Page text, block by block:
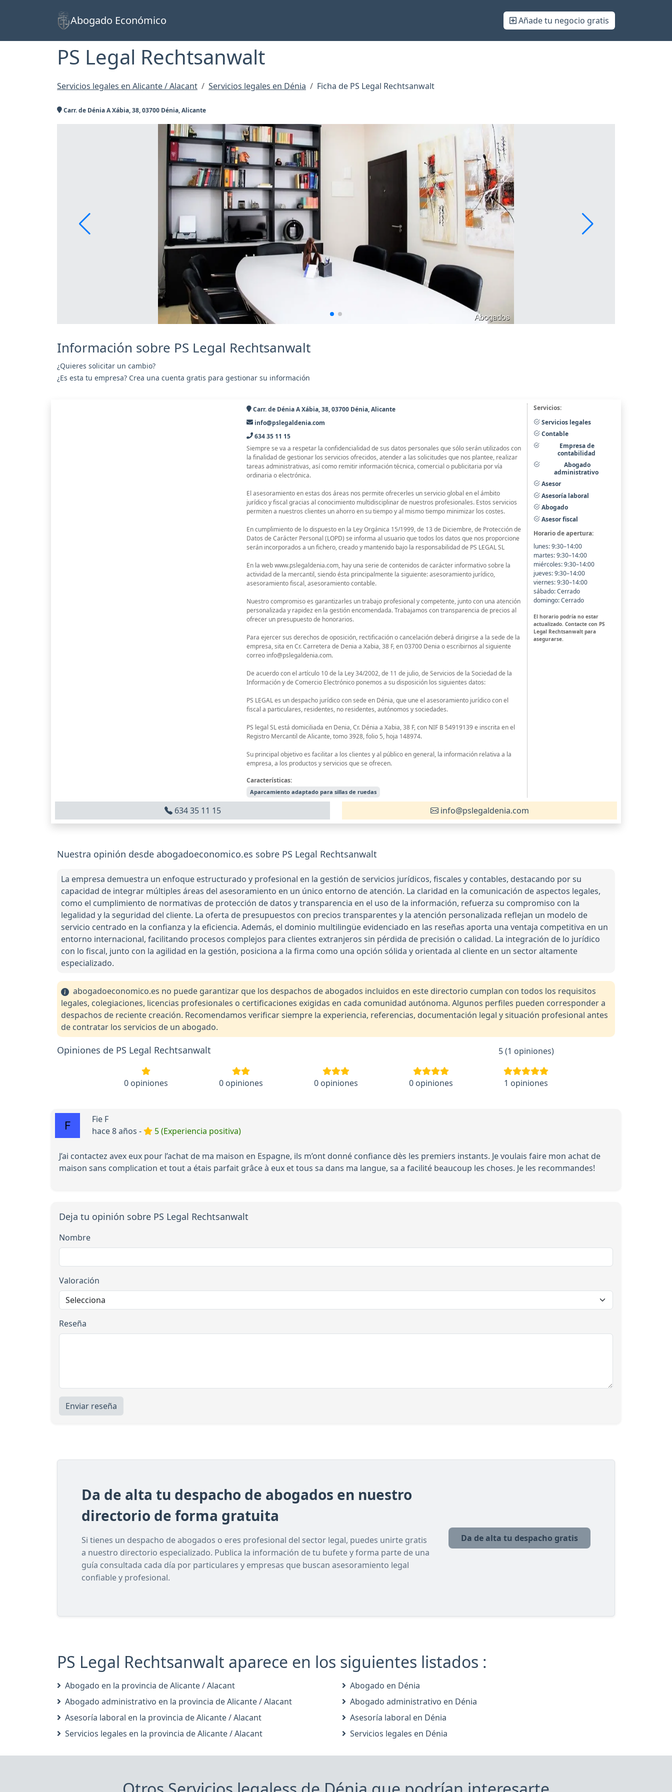
Abogado Económico Añade tu negocio gratis
PS Legal Rechtsanwalt
Servicios legales en Alicante / Alacant Servicios legales en Dénia Ficha de PS Legal Rechtsanwalt
Carr. de Dénia A Xábia, 38, 03700 Dénia, Alicante
Información sobre PS Legal Rechtsanwalt
¿Quieres solicitar un cambio?
¿Es esta tu empresa? Crea una cuenta gratis para gestionar su información
Carr. de Dénia A Xábia, 38, 03700 Dénia, Alicante
info@pslegaldenia.com
634 35 11 15
Siempre se va a respetar la confidencialidad de sus datos personales que sólo serán utilizados con
la finalidad de gestionar los servicios ofrecidos, atender a las solicitudes que nos plantee, realizar
tareas administrativas, así como remitir información técnica, comercial o publicitaria por vía
ordinaria o electrónica.
El asesoramiento en estas dos áreas nos permite ofrecerles un servicio global en el ámbito
jurídico y fiscal gracias al conocimiento multidisciplinar de nuestros profesionales. Estos servicios
permiten a nuestros clientes un ahorro en su tiempo y al mismo tiempo minimizar los costes.
En cumplimiento de lo dispuesto en la Ley Orgánica 15/1999, de 13 de Diciembre, de Protección de
Datos de Carácter Personal (LOPD) se informa al usuario que todos los datos que nos proporcione
serán incorporados a un fichero, creado y mantenido bajo la responsabilidad de PS LEGAL SL
En la web www.pslegaldenia.com, hay una serie de contenidos de carácter informativo sobre la
actividad de la mercantil, siendo ésta principalmente la siguiente: asesoramiento jurídico,
asesoramiento fiscal, asesoramiento contable.
Nuestro compromiso es garantizarles un trabajo profesional y competente, junto con una atención
personalizada y rapidez en la gestión encomendada. Trabajamos con transparencia de precios al
ofrecer un presupuesto de honorarios.
Para ejercer sus derechos de oposición, rectificación o cancelación deberá dirigirse a la sede de la
empresa, sita en Cr. Carretera de Denia a Xabia, 38 F, en 03700 Denia o escribirnos al siguiente
correo info@pslegaldenia.com.
De acuerdo con el artículo 10 de la Ley 34/2002, de 11 de julio, de Servicios de la Sociedad de la
Información y de Comercio Electrónico ponemos a su disposición los siguientes datos:
PS LEGAL es un despacho jurídico con sede en Dénia, que une el asesoramiento jurídico con el
fiscal a particulares, residentes, no residentes, autónomos y sociedades.
PS legal SL está domiciliada en Denia, Cr. Dénia a Xabia, 38 F, con NIF B 54919139 e inscrita en el
Registro Mercantil de Alicante, tomo 3928, folio 5, hoja 148974.
Su principal objetivo es facilitar a los clientes y al público en general, la información relativa a la
empresa, a los productos y servicios que se ofrecen.
Características:
Aparcamiento adaptado para sillas de ruedas
Servicios:
Servicios legales
Contable
Empresa de
contabilidad
Abogado
administrativo
Asesor
Asesoría laboral
Abogado
Asesor fiscal
Horario de apertura:
lunes: 9:30–14:00
martes: 9:30–14:00
miércoles: 9:30–14:00
jueves: 9:30–14:00
viernes: 9:30–14:00
sábado: Cerrado
domingo: Cerrado
El horario podría no estar
actualizado. Contacte con PS
Legal Rechtsanwalt para
asegurarse.
634 35 11 15 info@pslegaldenia.com
Nuestra opinión desde abogadoeconomico.es sobre PS Legal Rechtsanwalt
La empresa demuestra un enfoque estructurado y profesional en la gestión de servicios jurídicos, fiscales y contables, destacando por su
capacidad de integrar múltiples áreas del asesoramiento en un único entorno de atención. La claridad en la comunicación de aspectos legales,
como el cumplimiento de normativas de protección de datos y transparencia en el uso de la información, refuerza su compromiso con la
legalidad y la seguridad del cliente. La oferta de presupuestos con precios transparentes y la atención personalizada reflejan un modelo de
servicio centrado en la confianza y la eficiencia. Además, el dominio multilingüe evidenciado en las reseñas aporta una ventaja competitiva en un
entorno internacional, facilitando procesos complejos para clientes extranjeros sin pérdida de precisión o calidad. La integración de lo jurídico
con lo fiscal, junto con la agilidad en la gestión, posiciona a la firma como una opción sólida y orientada al cliente en un sector altamente
especializado.
abogadoeconomico.es no puede garantizar que los despachos de abogados incluidos en este directorio cumplan con todos los requisitos
legales, colegiaciones, licencias profesionales o certificaciones exigidas en cada comunidad autónoma. Algunos perfiles pueden corresponder a
despachos de reciente creación. Recomendamos verificar siempre la experiencia, referencias, documentación legal y situación profesional antes
de contratar los servicios de un abogado.
Opiniones de PS Legal Rechtsanwalt 5 (1 opiniones)
0 opiniones 0 opiniones 0 opiniones 0 opiniones 1 opiniones
Fie F
hace 8 años -
5 (Experiencia positiva)
J’ai contactez avex eux pour l’achat de ma maison en Espagne, ils m’ont donné confiance dès les premiers instants. Je voulais faire mon achat de
maison sans complication et tout a étais parfait grâce à eux et tous sa dans ma langue, sa a facilité beaucoup les choses. Je les recommandes!
Deja tu opinión sobre PS Legal Rechtsanwalt
Nombre
Valoración
Reseña
Enviar reseña
Da de alta tu despacho de abogados en nuestro
directorio de forma gratuita
Si tienes un despacho de abogados o eres profesional del sector legal, puedes unirte gratis
a nuestro directorio especializado. Publica la información de tu bufete y forma parte de una
guía consultada cada día por particulares y empresas que buscan asesoramiento legal
confiable y profesional.
Da de alta tu despacho gratis
PS Legal Rechtsanwalt aparece en los siguientes listados :
Abogado en la provincia de Alicante / Alacant
Abogado en Dénia
Abogado administrativo en la provincia de Alicante / Alacant
Abogado administrativo en Dénia
Asesoría laboral en la provincia de Alicante / Alacant
Asesoría laboral en Dénia
Servicios legales en la provincia de Alicante / Alacant
Servicios legales en Dénia